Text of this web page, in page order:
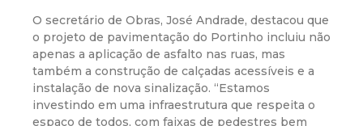
O secretário de Obras, José Andrade, destacou que
o projeto de pavimentação do Portinho incluiu não
apenas a aplicação de asfalto nas ruas, mas
também a construção de calçadas acessíveis e a
instalação de nova sinalização. “Estamos
investindo em uma infraestrutura que respeita o
espaço de todos, com faixas de pedestres bem